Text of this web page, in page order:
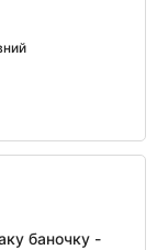
баночку -